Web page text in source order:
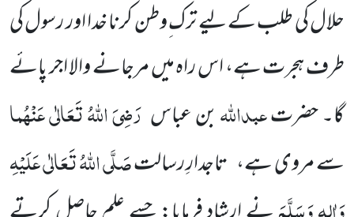
حلال کی طلب کے لیے ترک ِوطن کرنا خدا اور رسول کی
طرف ہجرتہے، اس راہ میں مرجانے والا اجر پائے
گا۔ حضرتعبداللہبن عباس رَضِیَ اللہُ تَعَالٰی عَنْہُما
سے مروی ہے، تاجدارِرسالتصَلَّی اللہُ تَعَالٰی عَلَیْہِ